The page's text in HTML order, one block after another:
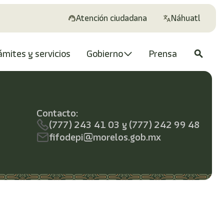
Atención ciudadana Náhuatl
y servicios Gobierno Prensa search
Contacto:
(777) 243 41 03 y (777) 242 99 48
fifodepi@morelos.gob.mx